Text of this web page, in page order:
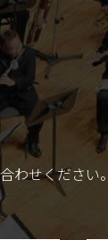
わせください。